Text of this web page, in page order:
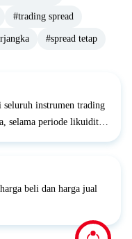
#trading spread
#spread tetap
seluruh instrumen trading
selama periode likuiditas
beli dan harga jual